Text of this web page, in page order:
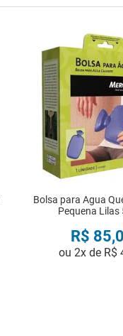
Bolsa para Agua
Pequena Lilas
R$ 85,
ou2x de R$